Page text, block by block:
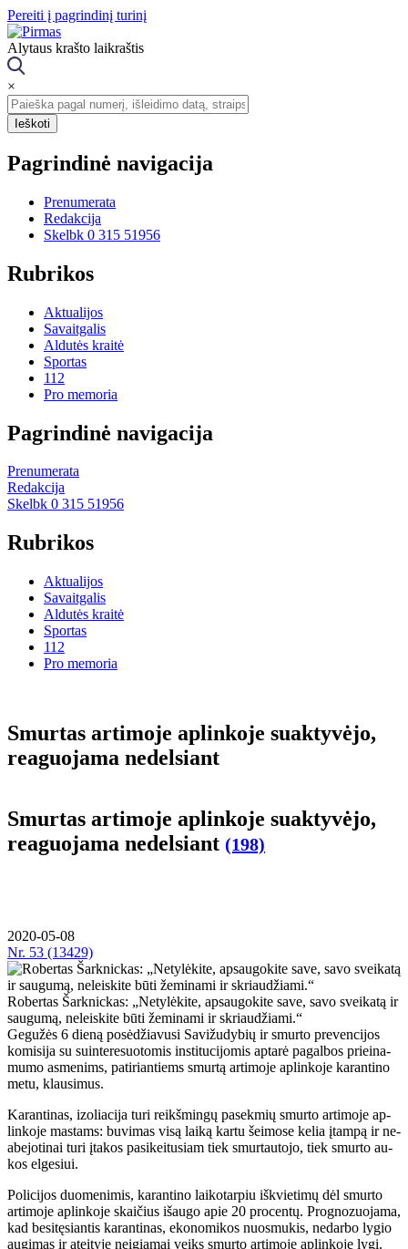
Pereiti į pagrindinį turinį
Alytaus krašto laikraštis
×
Pagrindinė navigacija
Prenumerata
Redakcija
Skelbk 0 315 51956
Rubrikos
Aktualijos
Savaitgalis
Aldutės kraitė
Sportas
112
Pro memoria
Pagrindinė navigacija
Prenumerata
Redakcija
Skelbk 0 315 51956
Rubrikos
Aktualijos
Savaitgalis
Aldutės kraitė
Sportas
112
Pro memoria
Smur­tas ar­ti­mo­je ap­lin­ko­je su­ak­ty­vė­jo,
re­a­guo­ja­ma ne­del­siant
Smur­tas ar­ti­mo­je ap­lin­ko­je su­ak­ty­vė­jo,
re­a­guo­ja­ma ne­del­siant (198)
2020-05-08
Nr. 53 (13429)
Ro­ber­tas Šar­knic­kas: „Ne­ty­lė­ki­te, ap­sau­go­ki­te sa­ve, sa­vo svei­ka­tą ir
sau­gu­mą, ne­leis­ki­te bū­ti že­mi­na­mi ir skriau­džia­mi.“
Ge­gu­žės 6 die­ną po­sė­džia­vu­si Sa­vi­žu­dy­bių ir smur­to pre­ven­ci­jos
ko­mi­si­ja su su­in­te­re­suo­to­mis ins­ti­tu­ci­jo­mis ap­ta­rė pa­gal­bos pri­ei­na­
mu­mo as­me­nims, pa­ti­rian­tiems smur­tą ar­ti­mo­je ap­lin­ko­je ka­ran­ti­no
me­tu, klau­si­mus.
Ka­ran­ti­nas, izo­lia­ci­ja tu­ri reikš­min­gų pa­sek­mių smur­to ar­ti­mo­je ap­
lin­ko­je mas­tams: bu­vi­mas vi­są lai­ką kar­tu šei­mo­se ke­lia įtam­pą ir ne­
abe­jo­ti­nai tu­ri įta­kos pa­si­kei­tu­siam tiek smur­tau­to­jo, tiek smur­to au­
kos el­ge­siui.
Po­li­ci­jos duo­me­ni­mis, ka­ran­ti­no lai­ko­tar­piu iš­kvie­ti­mų dėl smur­to
ar­ti­mo­je ap­lin­ko­je skai­čius iš­au­go apie 20 pro­cen­tų. Prog­no­zuo­ja­ma,
kad be­si­tę­sian­tis ka­ran­ti­nas, eko­no­mi­kos nuos­mu­kis, ne­dar­bo ly­gio
au­gi­mas ir at­ei­ty­je ne­igia­mai veiks smur­to ar­ti­mo­je ap­lin­ko­je ly­gį.